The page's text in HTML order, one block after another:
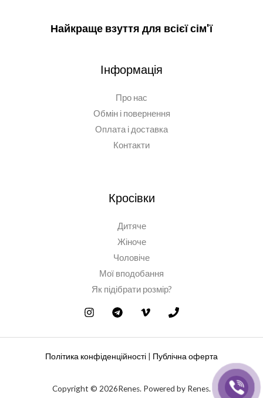
Найкраще взуття для всієї сім'ї
Інформація
Про нас
Обмін і повернення
Оплата і доставка
Контакти
Кросівки
Дитяче
Жіноче
Чоловіче
Мої вподобання
Як підібрати розмір?
Політика конфіденційності Публічна оферта
Copyright © 2026Renes. Powered by Renes.